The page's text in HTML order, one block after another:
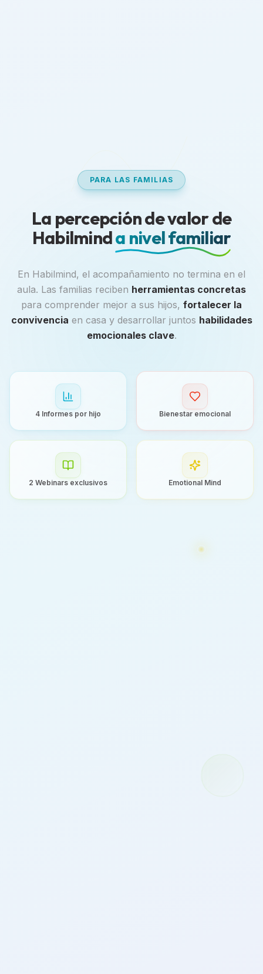
PARA LAS FAMILIAS
La percepción de valor de
Habilminda nivel familiar
En Habilmind, el acompañamiento no termina en el
aula. Las familias reciben herramientas concretas
para comprender mejor a sus hijos, fortalecer la
convivencia en casa y desarrollar juntos habilidades
emocionales clave.
4 Informes por hijo Bienestar emocional
2 Webinars exclusivos Emotional Mind